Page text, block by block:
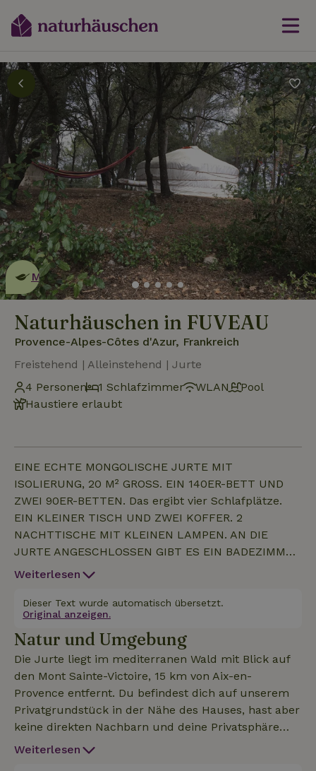
Dies ist ein
umweltschonendes
Naturhäuschen
Mehr erfahren
Naturhäuschen in FUVEAU
Provence-Alpes-Côtes d'Azur, Frankreich
Freistehend | Alleinstehend | Jurte
4 Personen
1 Schlafzimmer WLAN
Pool
Haustiere erlaubt
EINE ECHTE MONGOLISCHE JURTE MIT
ISOLIERUNG, 20 M² GROSS. EIN 140ER-BETT UND
ZWEI 90ER-BETTEN. Das ergibt vier Schlafplätze.
EIN KLEINER TISCH UND ZWEI KOFFER. 2
NACHTTISCHE MIT KLEINEN LAMPEN. AN DIE
JURTE ANGESCHLOSSEN GIBT ES EIN BADEZIMMER
MIT WARMWASSER UND EINE AUSGESTATTETE
SPÜLBECKEN. ICH STELLE BETTWÄSCHE,
HANDTÜCHER UND KÜCHENTÜCHER ZUR
VERFÜGUNG. TROCKENTOILETTE. DU KANNST DEN
POOL, DIE PETANQUE-ANLAGE UND FAHRRÄDER
FÜR KLEINE AUSFLÜGE NUTZEN. Außerdem bist du
ganz in der Nähe von Einkaufsmöglichkeiten,
Geschäften und öffentlichen Verkehrsmitteln.
Schaukel und Trampolin für die Kinder.
Weiterlesen
Dieser Text wurde automatisch übersetzt.
Original anzeigen.
Natur und Umgebung
Die Jurte liegt im mediterranen Wald mit Blick auf
den Mont Sainte-Victoire, 15 km von Aix-en-
Provence entfernt. Du befindest dich auf unserem
Privatgrundstück in der Nähe des Hauses, hast aber
keine direkten Nachbarn und deine Privatsphäre
wird respektiert.
Weiterlesen